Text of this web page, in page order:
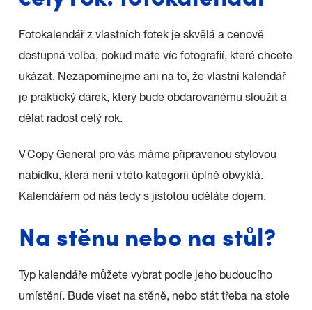
Fotokalendář z vlastních fotek je skvělá a cenově
dostupná volba, pokud máte víc fotografií, které chcete
ukázat. Nezapomínejme ani na to, že vlastní kalendář
je praktický dárek, který bude obdarovanému sloužit a
dělat radost celý rok.
V Copy General pro vás máme připravenou stylovou
nabídku, která není v této kategorii úplně obvyklá.
Kalendářem od nás tedy s jistotou uděláte dojem.
Na stěnu nebo na stůl?
Typ kalendáře můžete vybrat podle jeho budoucího
umístění. Bude viset na stěně, nebo stát třeba na stole